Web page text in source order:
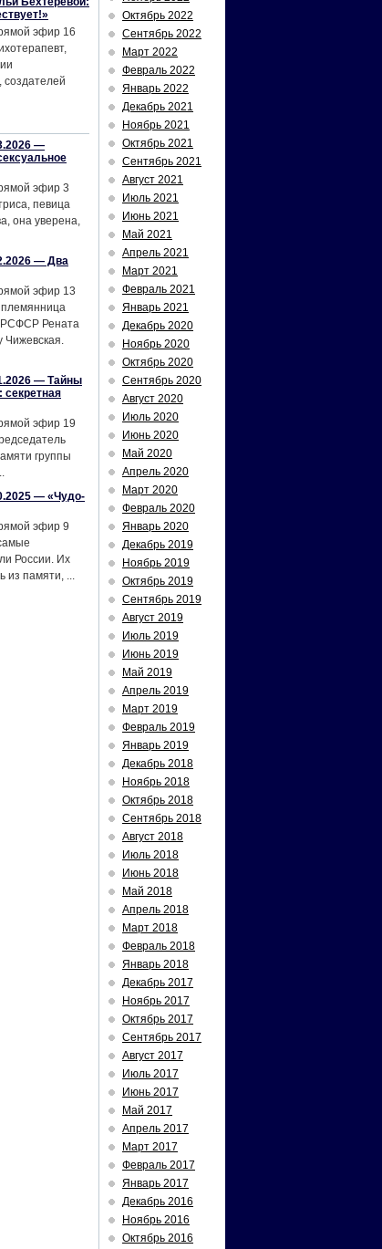
эфир 16
создателей
—
эфир 3
певица
она уверена,
— Два
эфир 13
РСФСР Рената
Чижевская.
— Тайны
секретная
эфир 19
группы
— «Чудо-
эфир 9
России. Их
из памяти, ...
Октябрь 2022
Сентябрь 2022
Март 2022
Февраль 2022
Январь 2022
Декабрь 2021
Ноябрь 2021
Октябрь 2021
Сентябрь 2021
Август 2021
Июль 2021
Июнь 2021
Май 2021
Апрель 2021
Март 2021
Февраль 2021
Январь 2021
Декабрь 2020
Ноябрь 2020
Октябрь 2020
Сентябрь 2020
Август 2020
Июль 2020
Июнь 2020
Май 2020
Апрель 2020
Март 2020
Февраль 2020
Январь 2020
Декабрь 2019
Ноябрь 2019
Октябрь 2019
Сентябрь 2019
Август 2019
Июль 2019
Июнь 2019
Май 2019
Апрель 2019
Март 2019
Февраль 2019
Январь 2019
Декабрь 2018
Ноябрь 2018
Октябрь 2018
Сентябрь 2018
Август 2018
Июль 2018
Июнь 2018
Май 2018
Апрель 2018
Март 2018
Февраль 2018
Январь 2018
Декабрь 2017
Ноябрь 2017
Октябрь 2017
Сентябрь 2017
Август 2017
Июль 2017
Июнь 2017
Май 2017
Апрель 2017
Март 2017
Февраль 2017
Январь 2017
Декабрь 2016
Ноябрь 2016
Октябрь 2016